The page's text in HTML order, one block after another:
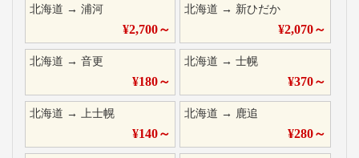
北海道 → 浦河
¥2,700～
北海道 → 新ひだか
¥2,070～
北海道 → 音更
¥180～
北海道 →士幌
¥370～
北海道 → 上士幌
¥140～
北海道 → 鹿追
¥280～